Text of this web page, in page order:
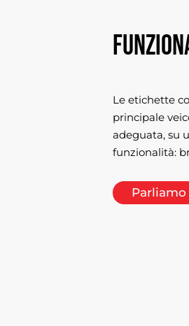
Le etichette
principale
adeguata, su
funzionalità: